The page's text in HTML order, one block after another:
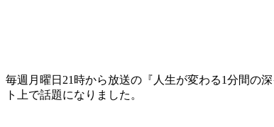
毎週月曜日21時から放送の『人生が変わる1分間の
ト上で話題になりました。